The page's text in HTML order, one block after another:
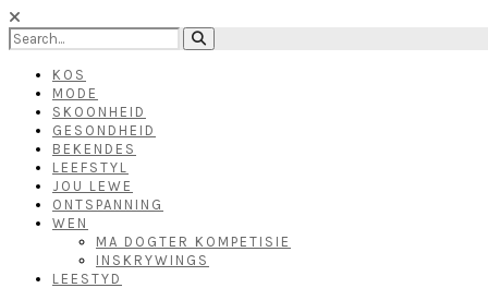
KOS
MODE
SKOONHEID
GESONDHEID
BEKENDES
LEEFSTYL
JOU LEWE
ONTSPANNING
WEN
MA DOGTER KOMPETISIE
INSKRYWINGS
LEESTYD